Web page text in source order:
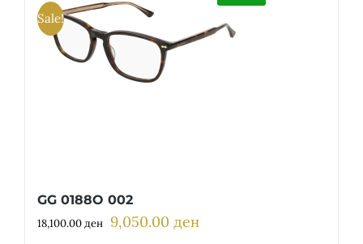
Sale!
GG 0188O 002
18,100.00ден Original
9,050.00 денCurrent